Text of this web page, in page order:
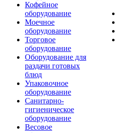
Кофейное
оборудование
Моечное
оборудование
Торговое
оборудование
Оборудование для
раздачи готовых
блюд
Упаковочное
оборудование
Санитарно-
гигиеническое
оборудование
Весовое